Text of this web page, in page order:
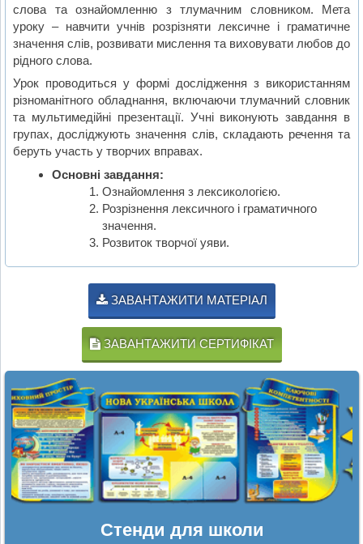
слова та ознайомленню з тлумачним словником. Мета
уроку – навчити учнів розрізняти лексичне і граматичне
значення слів, розвивати мислення та виховувати любов до
рідного слова.
Урок проводиться у формі дослідження з використанням
різноманітного обладнання, включаючи тлумачний словник
та мультимедійні презентації. Учні виконують завдання в
групах, досліджують значення слів, складають речення та
беруть участь у творчих вправах.
Основні завдання:
Ознайомлення з лексикологією.
Розрізнення лексичного і граматичного
значення.
Розвиток творчої уяви.
ЗАВАНТАЖИТИ МАТЕРІАЛ
ЗАВАНТАЖИТИ СЕРТИФІКАТ
Стенди для школи